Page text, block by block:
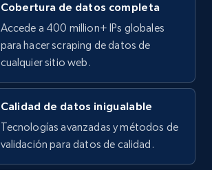
Cobertura de datos completa
Accede a 400 million+ IPs globales
para hacer scraping de datos de
cualquier sitio web.
Calidad de datos inigualable
Tecnologías avanzadas y métodos de
validación para datos de calidad.